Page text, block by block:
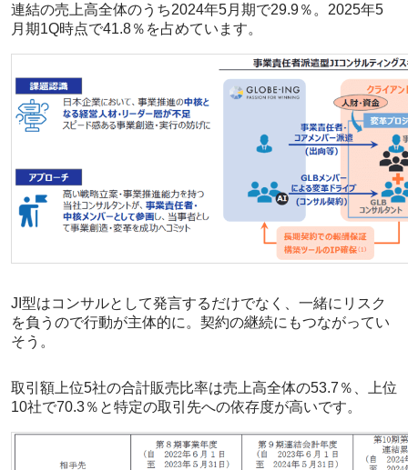
連結の売上高全体のうち2024年5月期で29.9％。2025年5
月期1Q時点で41.8％を占めています。
JI型はコンサルとして発言するだけでなく、一緒にリスク
を負うので行動が主体的に。契約の継続にもつながってい
そう。
取引額上位5社の合計販売比率は売上高全体の53.7％、上位
10社で70.3％と特定の取引先への依存度が高いです。